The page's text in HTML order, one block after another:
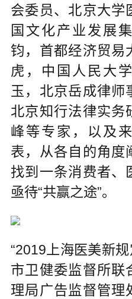
会委员、北京大学
国文化产业发展
钧，首都经济贸易
虎，中国人民大
玉，北京岳成律师
北京知行法律实务
峰等专家，以及
表，从各自的角度
找到一条消费者、
亟待“共赢之途”。
“2019上海医美新
市卫健委监督所联
理局广告监督管理